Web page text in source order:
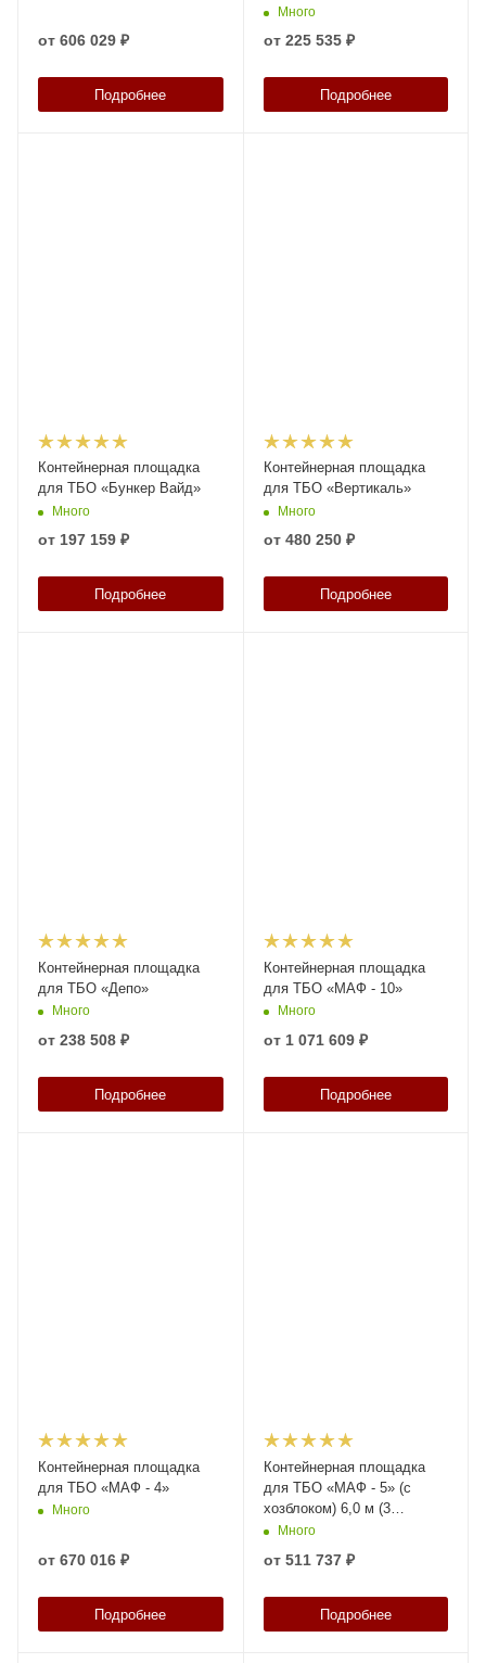
от 606 029 ₽
Подробнее
Много
от 225 535 ₽
Подробнее
Контейнерная площадка
для ТБО «Бункер Вайд»
Много
от 197 159 ₽
Подробнее
Контейнерная площадка
для ТБО «Вертикаль»
Много
от 480 250 ₽
Подробнее
Контейнерная площадка
для ТБО «Депо»
Много
от 238 508 ₽
Подробнее
Контейнерная площадка
для ТБО «МАФ - 10»
Много
от 1 071 609 ₽
Подробнее
Контейнерная площадка
для ТБО «МАФ - 4»
Много
от 670 016 ₽
Подробнее
Контейнерная площадка
для ТБО «МАФ - 5» (с
хозблоком) 6,0 м (3
контейнера)
Много
от 511 737 ₽
Подробнее